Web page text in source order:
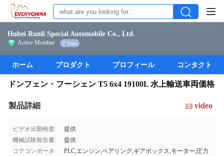
Hubei Runli Special Automobile Co., Ltd.
Active Member 2 Years
ホーム プロダクト プロフィール コンタクト
ドンフェン・フーシェン T5 6x4 19100L 水上輸送車両価格
製品詳細 video
ビデオ出勤検査:
提供
機械試験報告書:
提供
コアコンポーネ
PLC,エンジン,ベアリング,ギアボックス,モーター,圧力